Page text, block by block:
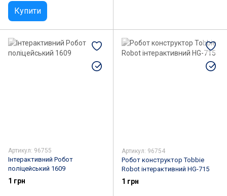
Купити
Артикул: 96755
Інтерактивний Робот
поліцейський 1609
1 грн
Артикул: 96754
Робот конструктор Tobbie
Robot інтерактивний HG-715
1 грн